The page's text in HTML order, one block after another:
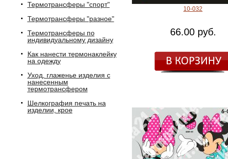
Термотрансферы "спорт"
Термотрансферы "разное"
Термотрансферы по
индивидуальному дизайну
Как нанести термонаклейку
на одежду
Уход, глаженье изделия с
нанесенным
термотрансфером
Шелкография печать на
изделии, крое
10-032
66.00 руб.